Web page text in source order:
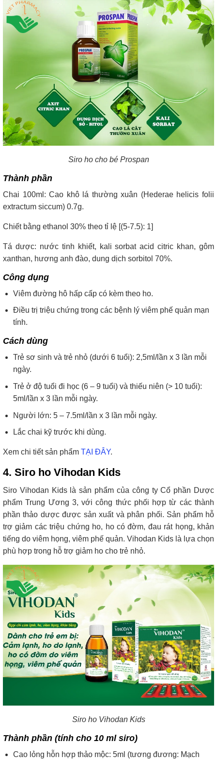
Siro ho cho bé Prospan
Thành phần
Chai 100ml: Cao khô lá thường xuân (Hederae helicis folii
extractum siccum) 0.7g.
Chiết bằng ethanol 30% theo tỉ lệ [(5-7.5): 1]
Tá dược: nước tinh khiết, kali sorbat acid citric khan, gôm
xanthan, hương anh đào, dung dịch sorbitol 70%.
Công dụng
Viêm đường hô hấp cấp có kèm theo ho.
Điều trị triệu chứng trong các bệnh lý viêm phế quản mạn
tính.
Cách dùng
Trẻ sơ sinh và trẻ nhỏ (dưới 6 tuổi): 2,5ml/lần x 3 lần mỗi
ngày.
Trẻ ở độ tuổi đi học (6 – 9 tuổi) và thiếu niên (> 10 tuổi):
5ml/lần x 3 lần mỗi ngày.
Người lớn: 5 – 7.5ml/lần x 3 lần mỗi ngày.
Lắc chai kỹ trước khi dùng.
Xem chi tiết sản phẩm TẠI ĐÂY.
4. Siro ho Vihodan Kids
Siro Vihodan Kids là sản phẩm của công ty Cổ phần Dược
phẩm Trung Ương 3, với công thức phối hợp từ các thành
phần thảo dược được sản xuất và phân phối. Sản phẩm hỗ
trợ giảm các triệu chứng ho, ho có đờm, đau rát họng, khản
tiếng do viêm họng, viêm phế quản. Vihodan Kids là lựa chọn
phù hợp trong hỗ trợ giảm ho cho trẻ nhỏ.
Siro ho Vihodan Kids
Thành phần (tính cho 10 ml siro)
Cao lỏng hỗn hợp thảo mộc: 5ml (tương đương: Mạch